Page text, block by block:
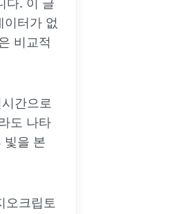
다. 이 글
이터가 없
비교적
간으로
도 나타
빛을 본
오크립토